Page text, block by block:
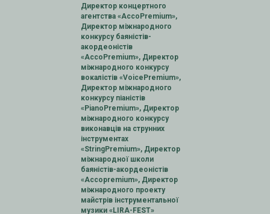
Директор концертного
агентства «AccoPremium»,
Директор міжнародного
конкурсу баяністів-
акордеоністів
«AccoPremium», Директор
міжнародного конкурсу
вокалістів «VoicePremium»,
Директор міжнародного
конкурсу піаністів
«PianoPremium», Директор
міжнародного конкурсу
виконавців на струнних
інструментах
«StringPremium», Директор
міжнародної школи
баяністів-акордеоністів
«Accopremium», Директор
міжнародного проекту
майстрів інструментальної
музики «LIRA-FESТ»